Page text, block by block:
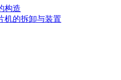
构造
机的拆卸与装置